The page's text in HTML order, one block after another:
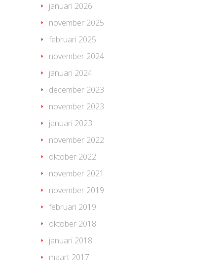
januari 2026
november 2025
februari 2025
november 2024
januari 2024
december 2023
november 2023
januari 2023
november 2022
oktober 2022
november 2021
november 2019
februari 2019
oktober 2018
januari 2018
maart 2017